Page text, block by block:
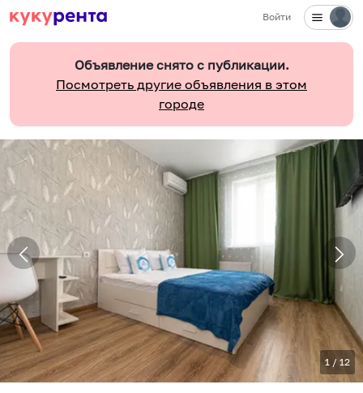
Войти
Объявление снято с публикации.
Посмотреть другие объявления в этом
городе
1 / 12